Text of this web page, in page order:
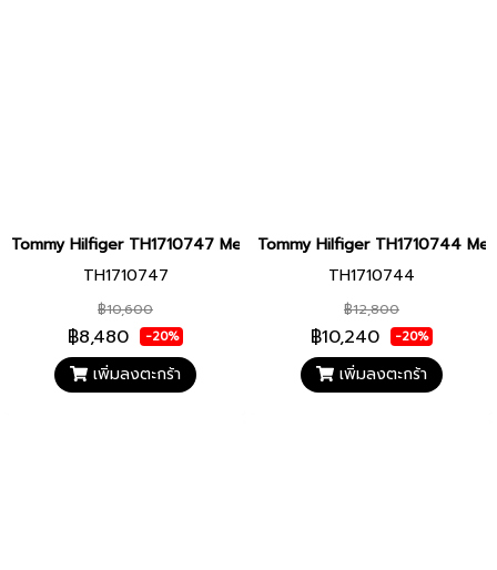
Tommy Hilfiger TH1710747 Men watch นาฬิกาข้อมือ นาฬิกา ผู้ชาย
TH1710747
฿10,600
฿8,480 -20%
เพิ่มลงตะกร้า
Tommy Hilfiger TH1710744
TH1710744
฿12,800
฿10,240 -20%
เพิ่มลงตะกร้า